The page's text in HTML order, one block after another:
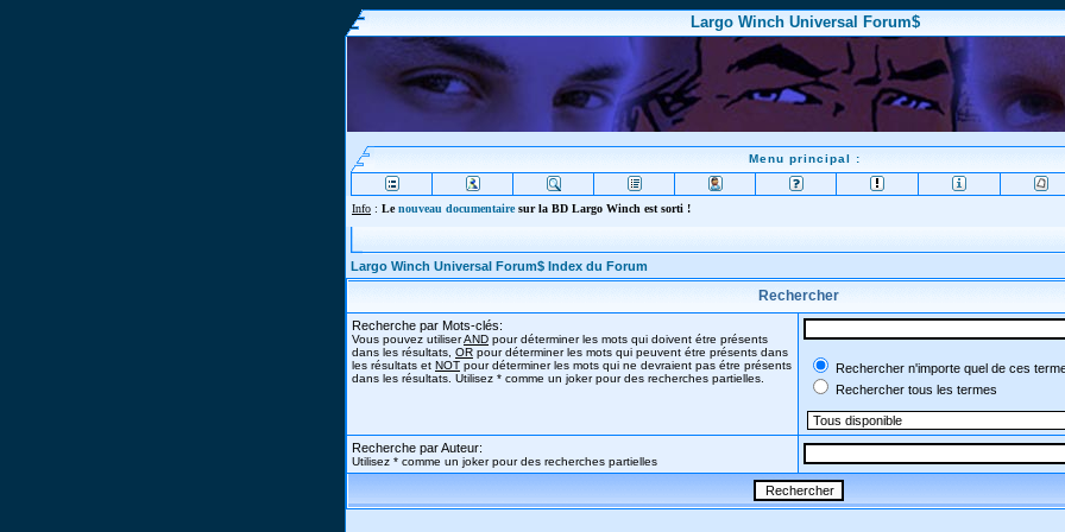
Largo Winch Universal Forum$
Menu principal :
Info : Lenouveau documentairesur la BD Largo Winch est sorti !
Largo Winch Universal Forum$ Index du Forum
Rechercher
Recherche par Mots-clés:
Vous pouvez utiliserAND pour déterminer les mots qui doivent étre présents
dans les résultats, OR pour déterminer les mots qui peuvent étre présents dans
les résultats et NOT pour déterminer les mots qui ne devraient pas étre présents
dans les résultats. Utilisez * comme un joker pour des recherches partielles.
Rechercher n'importe quel de ces
Rechercher tous les termes
Recherche par Auteur:
Utilisez * comme un joker pour des recherches partielles